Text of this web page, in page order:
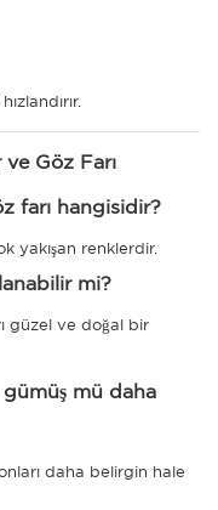
ve Göz Farı
farı hangisidir?
yakışan renklerdir.
mi?
güzel ve doğal bir
gümüş mü daha
daha belirgin hale